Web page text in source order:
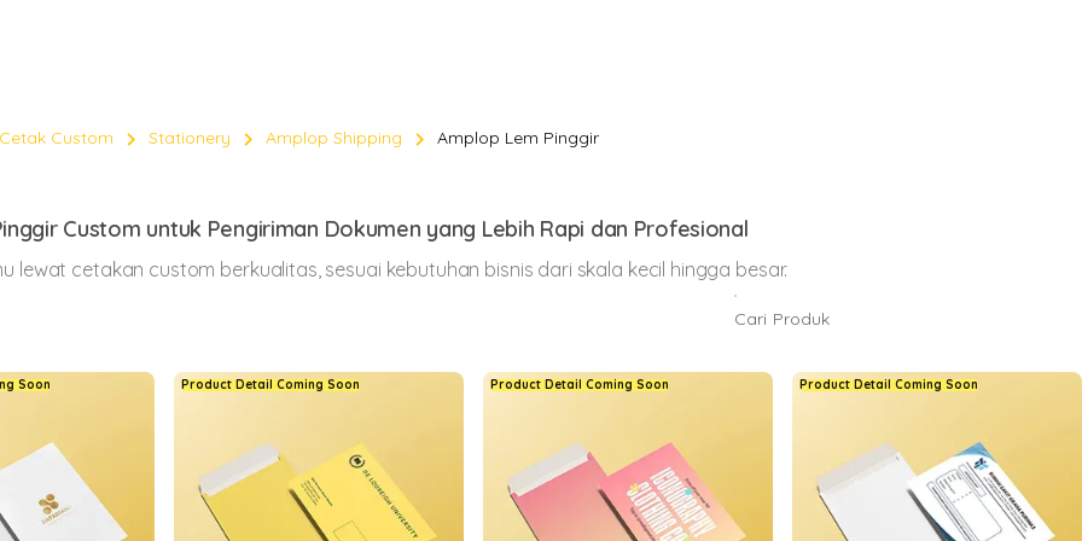
Cetak Custom chevron_right Stationery chevron_right Amplop Shipping chevron_right Amplop Lem Pinggir
Custom
Amplop
Shipping
Custom untuk Pengiriman Dokumen yang Lebih Rapi dan Profesional
lewat cetakan custom berkualitas, sesuai kebutuhan bisnis dari skala kecil hingga besar.
Soon Product Detail Coming Soon Product Detail Coming Soon Product Detail Coming Soon